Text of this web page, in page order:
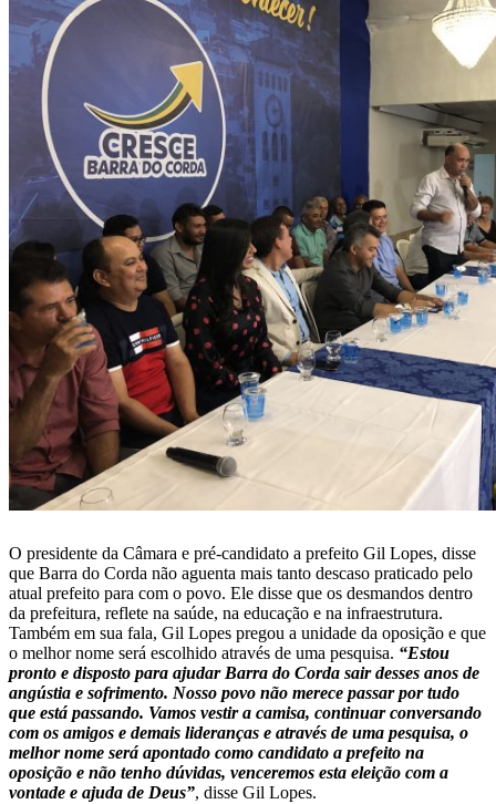
O presidente da Câmara e pré-candidato a prefeito Gil Lopes, disse
que Barra do Corda não aguenta mais tanto descaso praticado pelo
atual prefeito para com o povo. Ele disse que os desmandos dentro
da prefeitura, reflete na saúde, na educação e na infraestrutura.
Também em sua fala, Gil Lopes pregou a unidade da oposição e que
o melhor nome será escolhido através de uma pesquisa. “Estou
pronto e disposto para ajudar Barra do Corda sair desses anos de
angústia e sofrimento. Nosso povo não merece passar por tudo
que está passando. Vamos vestir a camisa, continuar conversando
com os amigos e demais lideranças e através de uma pesquisa, o
melhor nome será apontado como candidato a prefeito na
oposição e não tenho dúvidas, venceremos esta eleição com a
vontade e ajuda de Deus”, disse Gil Lopes.